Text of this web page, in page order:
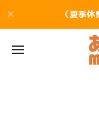
〈夏季休